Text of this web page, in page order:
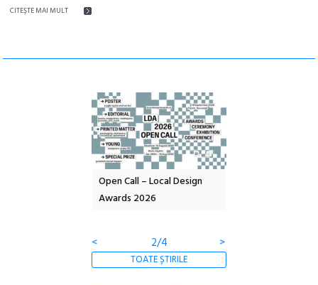
CITEŞTE MAI MULT
Open Call – Local Design
Awards 2026
<
2/4 >
TOATE ȘTIRILE